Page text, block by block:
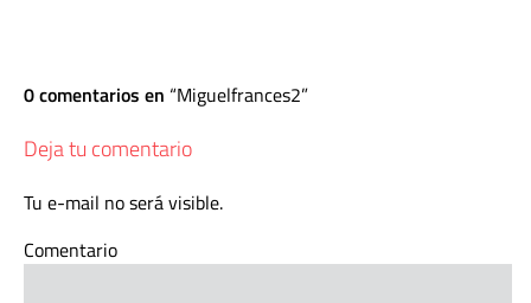
0 comentarios en Miguelfrances2
Deja tu comentario
Tu e-mail no será visible.
Comentario